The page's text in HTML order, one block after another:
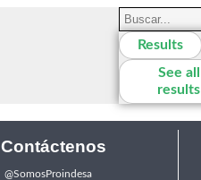
Results
See all
results
Contáctenos
@SomosProindesa